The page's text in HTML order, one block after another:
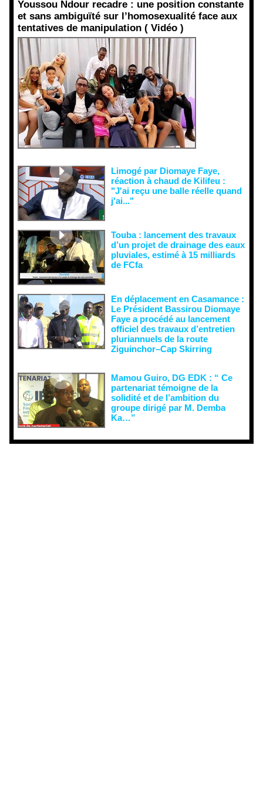
Youssou Ndour recadre : une position constante
et sans ambiguïté sur l’homosexualité face aux
tentatives de manipulation ( Vidéo )
Limogé par Diomaye Faye,
réaction à chaud de Kilifeu :
"J'ai reçu une balle réelle quand
j'ai..."
Touba : lancement des travaux
d’un projet de drainage des eaux
pluviales, estimé à 15 milliards
de FCfa ‎
En déplacement en Casamance :
Le Président Bassirou Diomaye
Faye a procédé au lancement
officiel des travaux d’entretien
pluriannuels de la route
Ziguinchor–Cap Skirring
Mamou Guiro, DG EDK : “ Ce
partenariat témoigne de la
solidité et de l’ambition du
groupe dirigé par M. Demba
Ka…”